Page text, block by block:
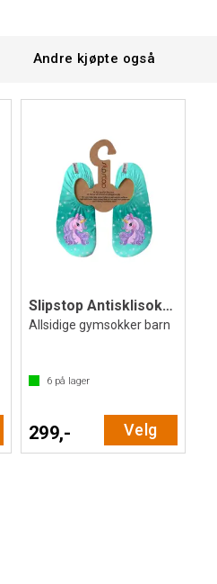
Andre kjøpte også
Slipstop Antisklisokker Bellissima
Allsidige gymsokker barn
6 på lager
299,- Velg